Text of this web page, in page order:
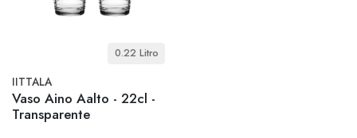
0.22 Litro
IITTALA
Vaso Aino Aalto - 22cl -
Transparente